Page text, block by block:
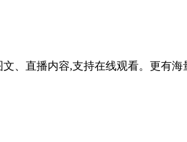
、直播内容,支持在线观看。更有